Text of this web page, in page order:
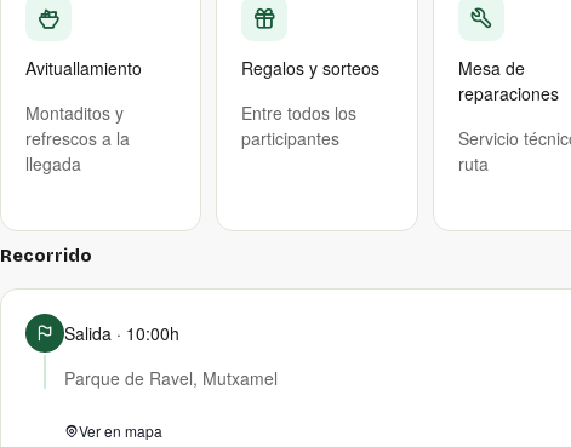
Avituallamiento
Montaditos y
refrescos a la
llegada
Regalos y sorteos
Entre todos los
participantes
Mesa de
reparaciones
Servicio
ruta
Recorrido
Salida · 10:00h
Parque de Ravel, Mutxamel
Ver en mapa